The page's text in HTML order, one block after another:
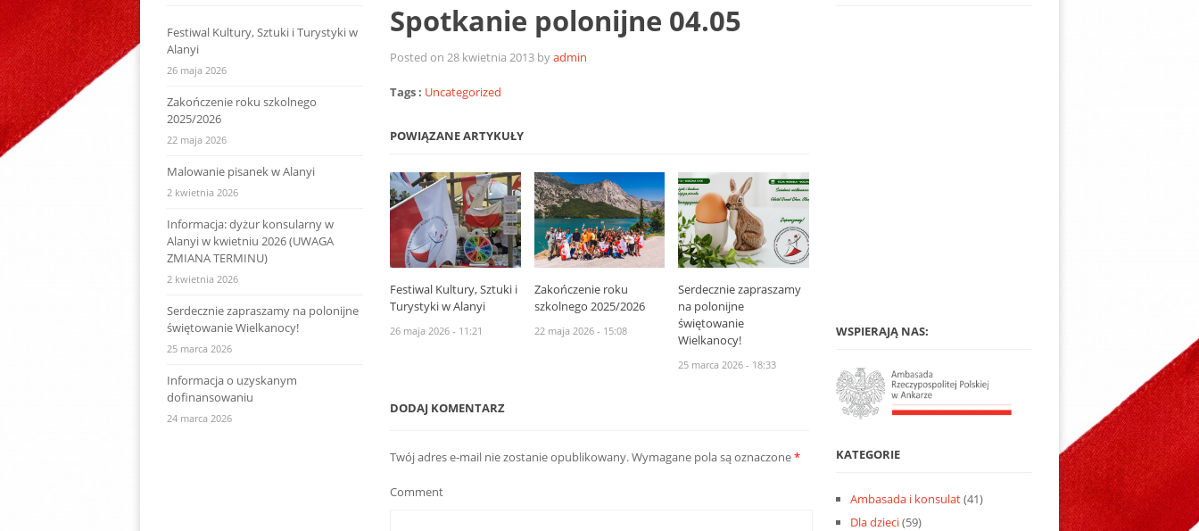
Spotkanie polonijne 04.05
Posted on 28 kwietnia 2013 byadmin
Tags : Uncategorized
POWIĄZANE ARTYKUŁY
Festiwal Kultury, Sztuki i
Turystyki w Alanyi
26 maja 2026 - 11:21
Zakończenie roku
szkolnego 2025/2026
22 maja 2026 - 15:08
Serdecznie zapraszamy
na polonijne
świętowanie
Wielkanocy!
25 marca 2026 - 18:33
DODAJ KOMENTARZ
Twój adres e-mail nie zostanie opublikowany.Wymagane pola są oznaczone*
Comment
Festiwal Kultury, Sztuki i Turystyki w
Alanyi
26 maja 2026
Zakończenie roku szkolnego
2025/2026
22 maja 2026
Malowanie pisanek w Alanyi
2 kwietnia 2026
Informacja: dyżur konsularny w
Alanyi w kwietniu 2026 (UWAGA
ZMIANA TERMINU)
2 kwietnia 2026
Serdecznie zapraszamy na polonijne
świętowanie Wielkanocy!
25 marca 2026
Informacja o uzyskanym
dofinansowaniu
24 marca 2026
WSPIERAJĄ NAS:
KATEGORIE
Ambasada i konsulat(41)
Dla dzieci(59)